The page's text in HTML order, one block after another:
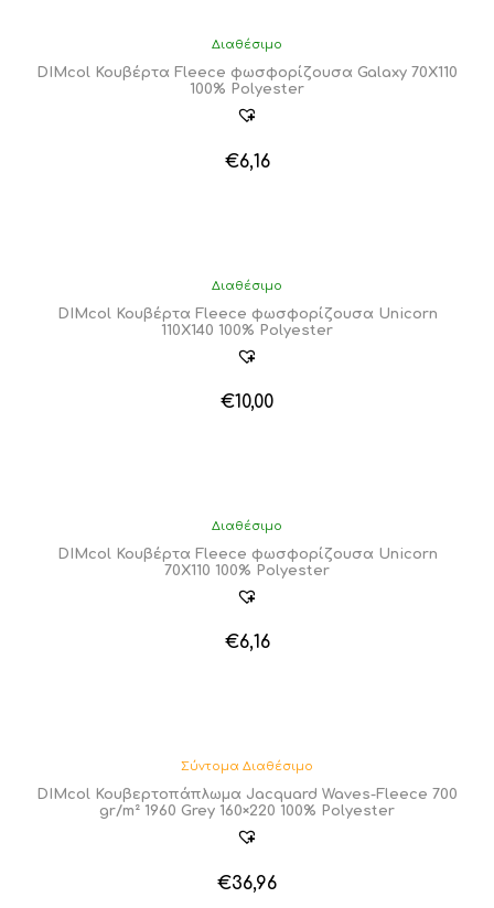
Διαθέσιμο
DIMcol Κουβέρτα Fleece φωσφορίζουσα Galaxy 70X110
100% Polyester
€6,16
Διαθέσιμο
DIMcol Κουβέρτα Fleece φωσφορίζουσα Unicorn
110X140 100% Polyester
€10,00
Διαθέσιμο
DIMcol Κουβέρτα Fleece φωσφορίζουσα Unicorn
70X110 100% Polyester
€6,16
Σύντομα Διαθέσιμο
DIMcol Κουβερτοπάπλωμα Jacquard Waves-Fleece 700
gr/m² 1960 Grey 160×220 100% Polyester
€36,96